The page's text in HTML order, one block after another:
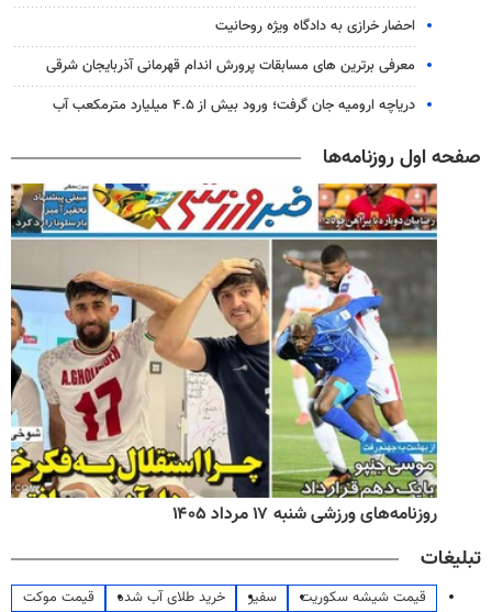
احضار خرازی به دادگاه ویژه روحانیت
معرفی برترین های مسابقات پرورش اندام قهرمانی آذربایجان شرقی
دریاچه ارومیه جان گرفت؛ ورود بیش از ۴.۵ میلیارد مترمکعب آب
صفحه اول روزنامه‌ها
روزنامه‌های ورزشی شنبه ۱۷ مرداد ۱۴۰۵
تبلیغات
قیمت شیشه سکوریت سفیر خرید طلای آب شده
قیمت موکت